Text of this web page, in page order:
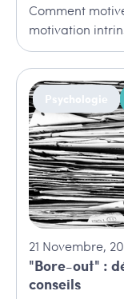
Comment
motivation
21 Novembre,
"Bore-out" :
conseils
Psychologie